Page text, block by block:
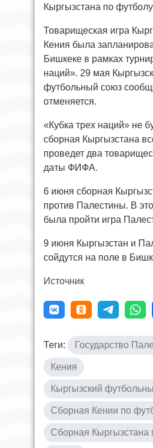
Кыргызстана по
Товарищеская игра
Кения была
Бишкеке в рамках
наций». 29 мая
футбольный союз
отменяется.
«Кубка трех наций» не
сборная Кыргызстана
проведет два
даты ФИФА.
6 июня сборная
против Палестины. В
была пройти игра
9 июня Кыргызстан и
сойдутся на поле в
Источник
Теги: Государство
Кения
Кыргызский
Сборная Кении по
Сборная Кыргызстана